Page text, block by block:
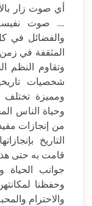
أي صوت زار
.... صوت
والفضائل في
المثقفة في
وتقاوم النظم
شخصيات
ومميزة تختلف
وحياة الناس
من إنجازات
التاريخ
قامت به حتى
جوانب الحياة
وحفظنا
والاحترام